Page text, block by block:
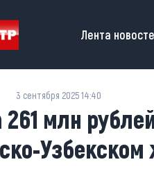
Main
Лента
3 сентября 2025 14:40
261 млн